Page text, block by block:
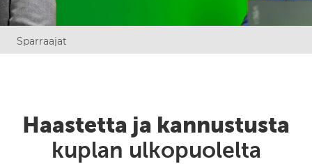
Sparraajat
Haastetta ja kannustusta
kuplan ulkopuolelta